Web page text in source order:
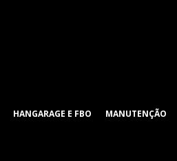
HANGARAGE E FBO MANUTENÇÃO